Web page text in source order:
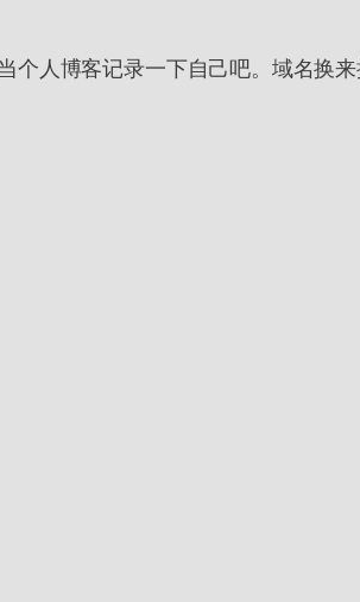
个人博客记录一下自己吧。域名换